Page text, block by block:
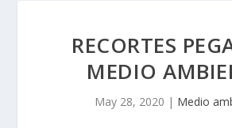
RECORTES
MEDIO
May 28, 2020 | Medio